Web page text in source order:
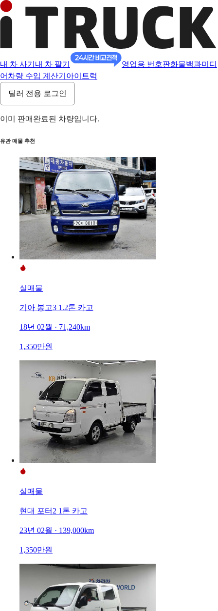
내 차 사기 내 차 팔기 영업용 번호판화물백과미디
어 차량 수입 계산기 아이트럭
딜러 전용 로그인
이미 판매완료된 차량입니다.
유관 매물 추천
실매물
기아 봉고3 1.2톤 카고
18년 02월 · 71,240km
1,350만원
실매물
현대 포터2 1톤 카고
23년 02월 · 139,000km
1,350만원